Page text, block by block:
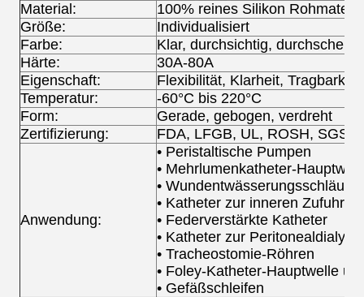
Material:
100% reines Silikon
Größe:
Individualisiert
Farbe:
Klar, durchsichtig,
Härte:
30A-80A
Eigenschaft:
Flexibilität, Klarheit,
Temperatur:
-60°C bis 220°C
Form:
Gerade, gebogen, verdreht
Zertifizierung:
FDA, LFGB, UL, ROSH, SGS
Anwendung:
• Peristaltische Pumpen
• Mehrlumenkatheter-
•
• Katheter zur inneren Zufuhr
• Federverstärkte Katheter
• Katheter zur Peritonealdialyse
• Tracheostomie-Röhren
• Foley-Katheter-Hauptwelle
• Gefäßschleifen